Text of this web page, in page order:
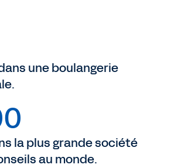
une boulangerie
la plus grande société
au monde.